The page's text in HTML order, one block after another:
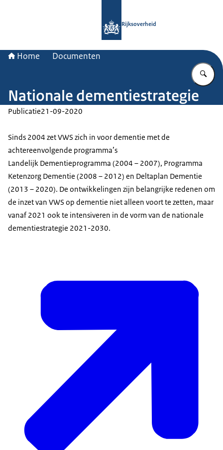
Rijksoverheid
Home Documenten
Nationale dementiestrategie
Publicatie21-09-2020
Sinds 2004 zet VWS zich in voor dementie met de
achtereenvolgende programma’s
Landelijk Dementieprogramma (2004 – 2007), Programma
Ketenzorg Dementie (2008 – 2012) en Deltaplan Dementie
(2013 – 2020). De ontwikkelingen zijn belangrijke redenen om
de inzet van VWS op dementie niet alleen voort te zetten, maar
vanaf 2021 ook te intensiveren in de vorm van de nationale
dementiestrategie 2021-2030.